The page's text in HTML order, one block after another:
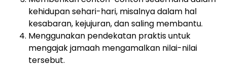
kehidupan sehari-hari, misalnya dalam hal
kesabaran, kejujuran, dan saling membantu.
Menggunakan pendekatan praktis untuk
mengajak jamaah mengamalkan nilai-nilai
tersebut.